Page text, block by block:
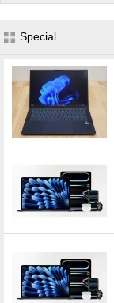
Special